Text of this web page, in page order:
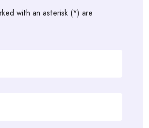
with an asterisk (*) are